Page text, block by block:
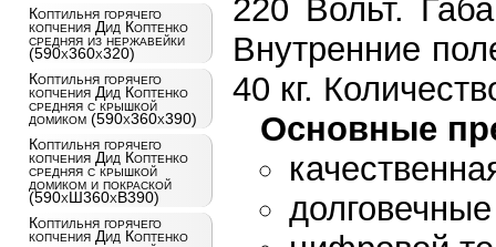
Коптильня горячего
копчения Дид Коптенко
средняя из нержавейки
(590x360x320)
Коптильня горячего
копчения Дид Коптенко
средняя с крышкой
домиком (590x360x390)
Коптильня горячего
копчения Дид Коптенко
средняя с крышкой
домиком и покраской
(590хШ360хВ390)
Коптильня горячего
копчения Дид Коптенко
220 Вольт.
Внутренние
40 кг.
Основные